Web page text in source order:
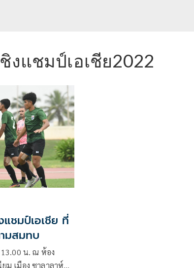
ชิงแชมป์เอเชีย2022
ชมป์เอเชีย ที่
มสมทบ
น. ณ ห้อง
ม เมือง ซาลาลาห์